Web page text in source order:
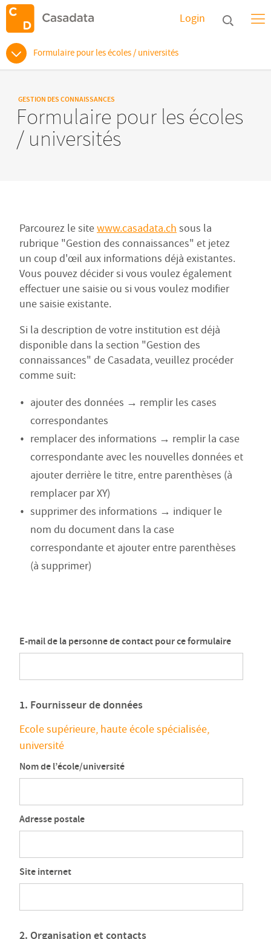
Login
Formulaire pour les écoles / universités
GESTION DES CONNAISSANCES
Formulaire pour les écoles
/ universités
Parcourez le sitewww.casadata.ch sous la
rubrique "Gestion des connaissances" et jetez
un coup d'œil aux informations déjà existantes.
Vous pouvez décider si vous voulez également
effectuer une saisie ou si vous voulez modifier
une saisie existante.
Si la description de votre institution est déjà
disponible dans la section "Gestion des
connaissances" de Casadata, veuillez procéder
comme suit:
ajouter des données → remplir les cases
correspondantes
remplacer des informations → remplir la case
correspondante avec les nouvelles données et
ajouter derrière le titre, entre parenthèses (à
remplacer par XY)
supprimer des informations → indiquer le
nom du document dans la case
correspondante et ajouter entre parenthèses
(à supprimer)
E-mail de la personne de contact pour ce formulaire
1. Fournisseur de données
Ecole supérieure, haute école spécialisée,
université
Nom de l’école/université
Adresse postale
Site internet
2. Organisation et contacts